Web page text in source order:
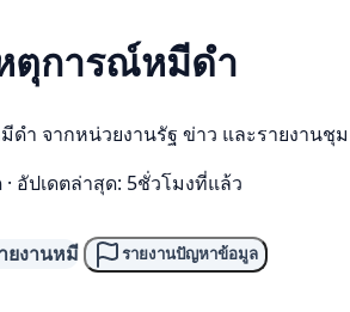
ตุการณ์หมีดำ
ำ จากหน่วยงานรัฐ ข่าว และรายงานชุ
· อัปเดตล่าสุด: 5ชั่วโมงที่แล้ว
ยงานหมี รายงานปัญหาข้อมูล